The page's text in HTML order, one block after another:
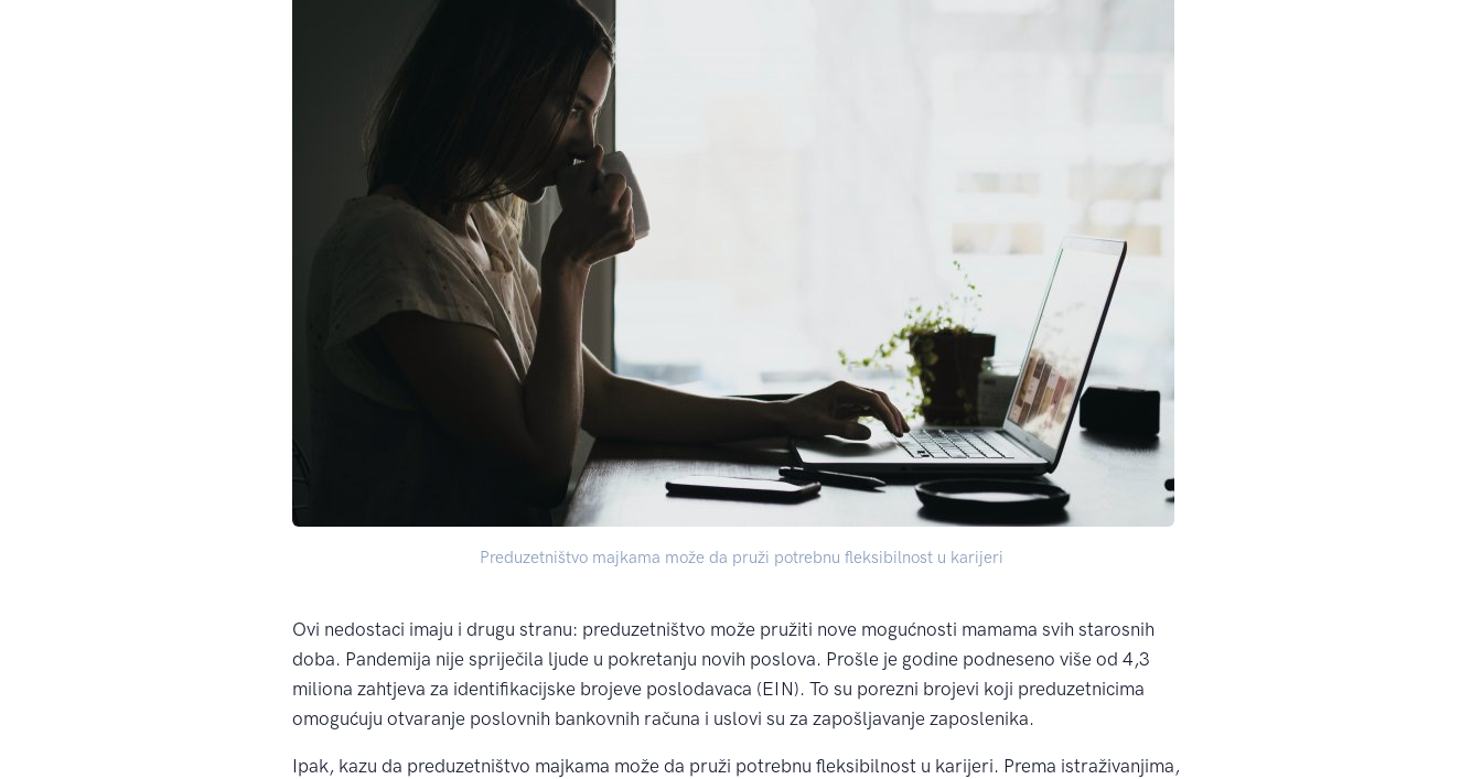
Preduzetništvo majkama može da pruži potrebnu fleksibilnost u karijeri
Ovi nedostaci imaju i drugu stranu: preduzetništvo može pružiti nove mogućnosti mamama svih starosnih
doba. Pandemija nije spriječila ljude u pokretanju novih poslova. Prošle je godine podneseno više od 4,3
miliona zahtjeva za identifikacijske brojeve poslodavaca (EIN). To su porezni brojevi koji preduzetnicima
omogućuju otvaranje poslovnih bankovnih računa i uslovi su za zapošljavanje zaposlenika.
Ipak, kazu da preduzetništvo majkama može da pruži potrebnu fleksibilnost u karijeri. Prema istraživanjima,